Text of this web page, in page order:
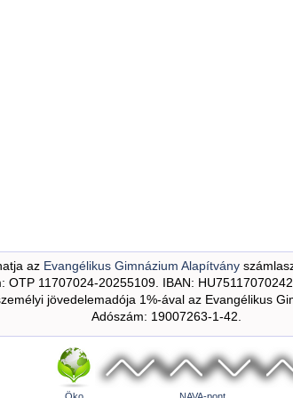
az Evangélikus Gimnázium Alapítvány
OTP 11707024-20255109. IBAN:
jövedelemadója 1%-ával az Evangélikus
Adószám: 19007263-1-42.